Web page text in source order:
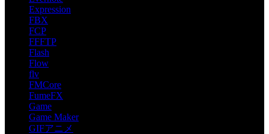
Expression
FBX
FCP
FFFTP
Flash
Flow
flv
FMCore
FumeFX
Game
Game Maker
GIFアニメ